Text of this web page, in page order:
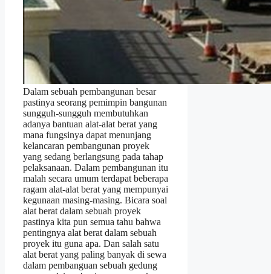
Dalam sebuah pembangunan besar
pastinya seorang pemimpin bangunan
sungguh-sungguh membutuhkan
adanya bantuan alat-alat berat yang
mana fungsinya dapat menunjang
kelancaran pembangunan proyek
yang sedang berlangsung pada tahap
pelaksanaan. Dalam pembangunan itu
malah secara umum terdapat beberapa
ragam alat-alat berat yang mempunyai
kegunaan masing-masing. Bicara soal
alat berat dalam sebuah proyek
pastinya kita pun semua tahu bahwa
pentingnya alat berat dalam sebuah
proyek itu guna apa. Dan salah satu
alat berat yang paling banyak di sewa
dalam pembanguan sebuah gedung